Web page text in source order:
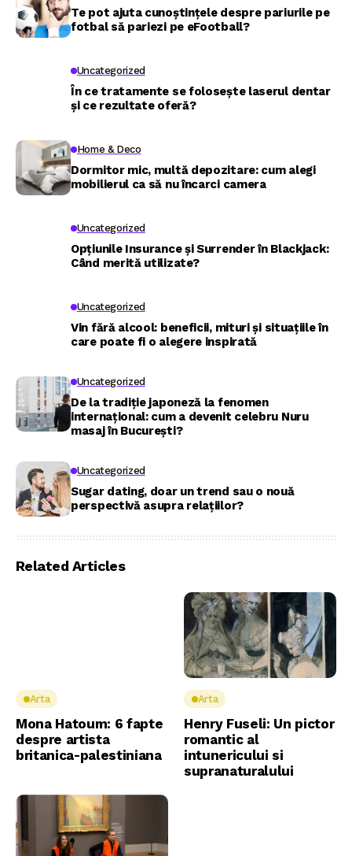
Te pot ajuta cunoștințele despre pariurile pe
fotbal să pariezi pe eFootball?
Uncategorized
În ce tratamente se folosește laserul dentar
și ce rezultate oferă?
Home & Deco
Dormitor mic, multă depozitare: cum alegi
mobilierul ca să nu încarci camera
Uncategorized
Opțiunile Insurance și Surrender în Blackjack:
Când merită utilizate?
Uncategorized
Vin fără alcool: beneficii, mituri și situațiile în
care poate fi o alegere inspirată
Uncategorized
De la tradiție japoneză la fenomen
internațional: cum a devenit celebru Nuru
masaj în București?
Uncategorized
Sugar dating, doar un trend sau o nouă
perspectivă asupra relațiilor?
Related Articles
Arta
Mona Hatoum: 6 fapte
despre artista
britanica-palestiniana
Arta
Henry Fuseli: Un pictor
romantic al
intunericului si
supranaturalului